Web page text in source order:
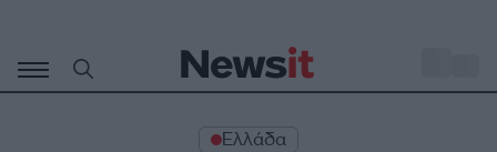
περιεχόμενο
Ελλάδα